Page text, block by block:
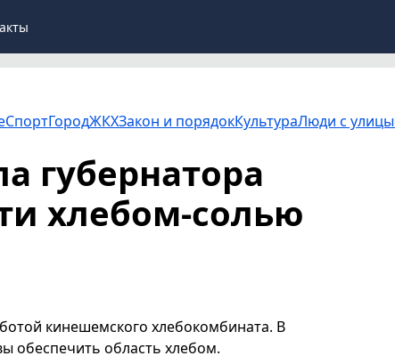
СпортГородЖКХЗакон и порядокКультураЛюди с улицы
губернатора
хлебом-солью
кинешемского хлебокомбината. В
обеспечить область хлебом.